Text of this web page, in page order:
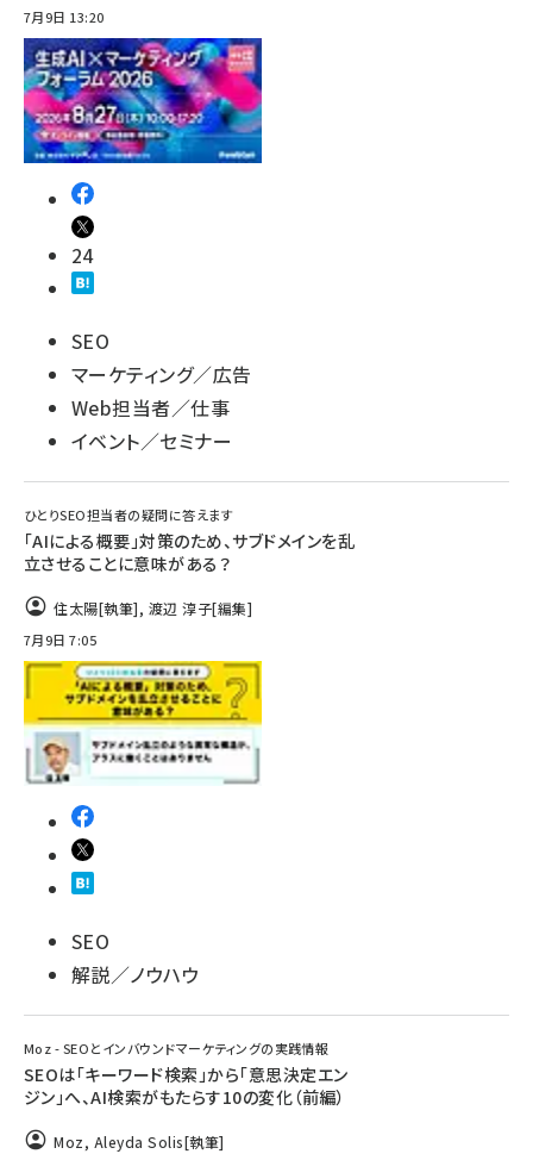
7月9日 13:20
24
SEO
マーケティング／広告
Web担当者／仕事
イベント／セミナー
ひとりSEO担当者の疑問に答えます
「AIによる概要」対策のため、サブドメインを乱
立させることに意味がある？
住太陽[執筆], 渡辺 淳子[編集]
7月9日 7:05
SEO
解説／ノウハウ
Moz - SEOとインバウンドマーケティングの実践情報
SEOは「キーワード検索」から「意思決定エン
ジン」へ、AI検索がもたらす10の変化（前編）
Moz, Aleyda Solis[執筆]